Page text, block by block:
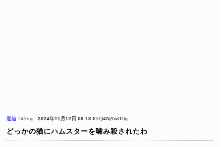
返信 743mg 2024年11月12日 09:13 ID:Q4NjYwODg
どっかの猫にハムスターを噛み殺されたわ